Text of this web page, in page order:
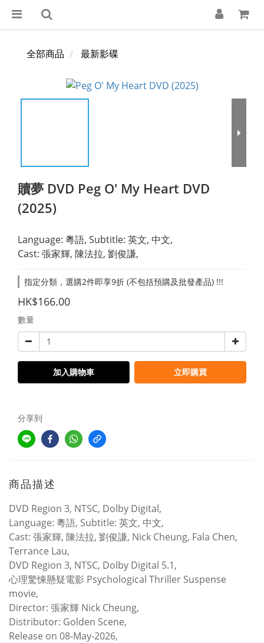
全部商品 最新影碟
贖夢 DVD Peg O' My Heart DVD
(2025)
Language: 粵語, Subtitle: 英文, 中文,
Cast: 張家輝, 陳法拉, 劉俊謙,
指定分類，選購2件即享9折 (不包括預購及批發產品) !!!
HK$166.00
數量
加入購物車 立即購買
分享到
商品描述
DVD Region 3, NTSC, Dolby Digital,
Language: 粵語, Subtitle: 英文, 中文,
Cast: 張家輝, 陳法拉, 劉俊謙, Nick Cheung, Fala Chen,
Terrance Lau,
DVD Region 3, NTSC, Dolby Digital 5.1,
心理驚悚懸疑電影 Psychological Thriller Suspense
movie,
Director: 張家輝 Nick Cheung,
Distributor: Golden Scene,
Release on 08-May-2026,